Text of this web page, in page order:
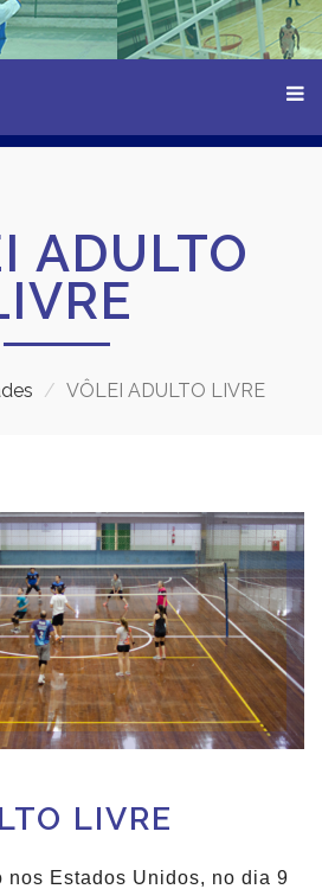
ADULTO
VÔLEI ADULTO LIVRE
LIVRE
nos Estados Unidos, no dia 9